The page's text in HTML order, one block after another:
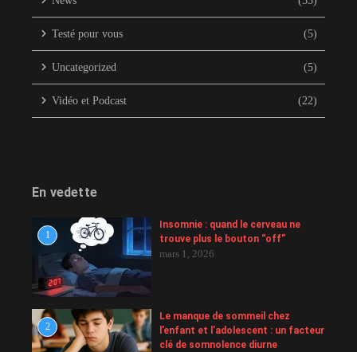
Testé pour vous (5)
Uncategorized (5)
Vidéo et Podcast (22)
En vedette
1
Insomnie : quand le cerveau ne
trouve plus le bouton “off”
mars 1, 2026
2
Le manque de sommeil chez
l’enfant et l’adolescent : un facteur
clé de somnolence diurne